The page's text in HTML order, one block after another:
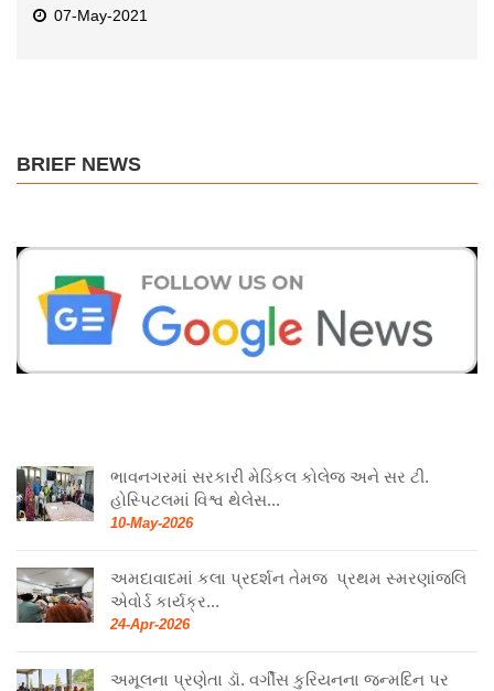
07-May-2021
BRIEF NEWS
ભાવનગરમાં સરકારી મેડિકલ કોલેજ અને સર ટી.
હોસ્પિટલમાં વિશ્વ થેલેસ...
10-May-2026
અમદાવાદમાં કલા પ્રદર્શન તેમજ પ્રથમ સ્મરણાંજલિ
એવોર્ડ કાર્યક્ર...
24-Apr-2026
અમૂલના પ્રણેતા ડૉ. વર્ગીસ કુરિયનના જન્મદિન પર